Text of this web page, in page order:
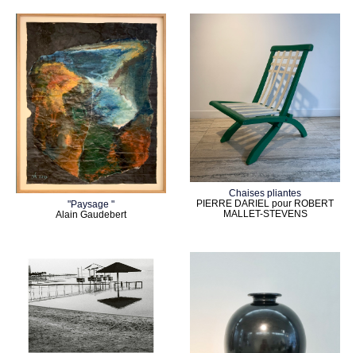
"Paysage "
Alain Gaudebert
Chaises pliantes
PIERRE DARIEL pour ROBERT
MALLET-STEVENS